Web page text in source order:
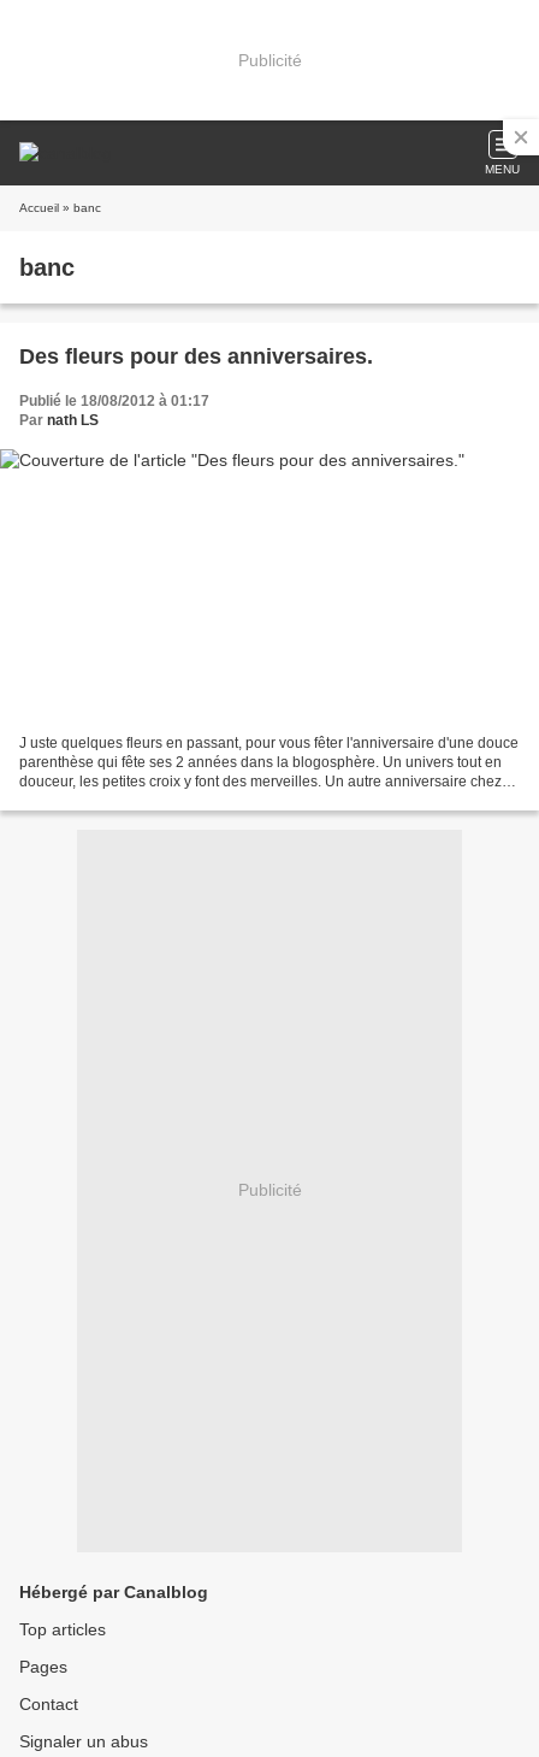
Publicité
MENU
Accueil » banc
banc
Des fleurs pour des anniversaires.
Publié le 18/08/2012 à 01:17
Par nath LS
J uste quelques fleurs en passant, pour vous fêter l'anniversaire d'une douce
parenthèse qui fête ses 2 années dans la blogosphère. Un univers tout en
douceur, les petites croix y font des merveilles. Un autre anniversaire chez
Publicité
Hébergé par Canalblog
Top articles
Pages
Contact
Signaler un abus